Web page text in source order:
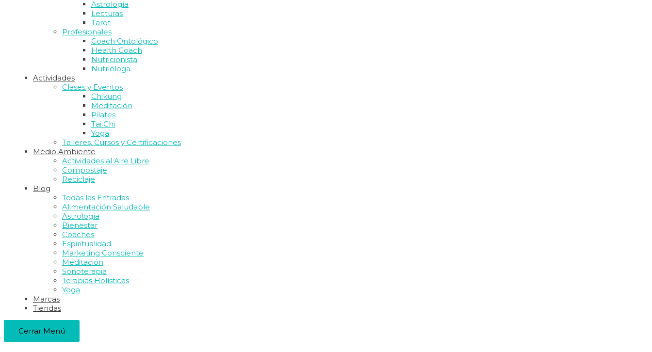
Astrología
Lecturas
Tarot
Profesionales
Coach Ontológico
Health Coach
Nutricionista
Nutrióloga
Actividades
Clases y Eventos
Chikung
Meditación
Pilates
Tai Chi
Yoga
Talleres, Cursos y Certificaciones
Medio Ambiente
Actividades al Aire Libre
Compostaje
Reciclaje
Blog
Todas las Entradas
Alimentación Saludable
Astrología
Bienestar
Coaches
Espiritualidad
Marketing Consciente
Meditación
Sonoterapia
Terapias Holísticas
Yoga
Marcas
Tiendas
Cerrar Menú